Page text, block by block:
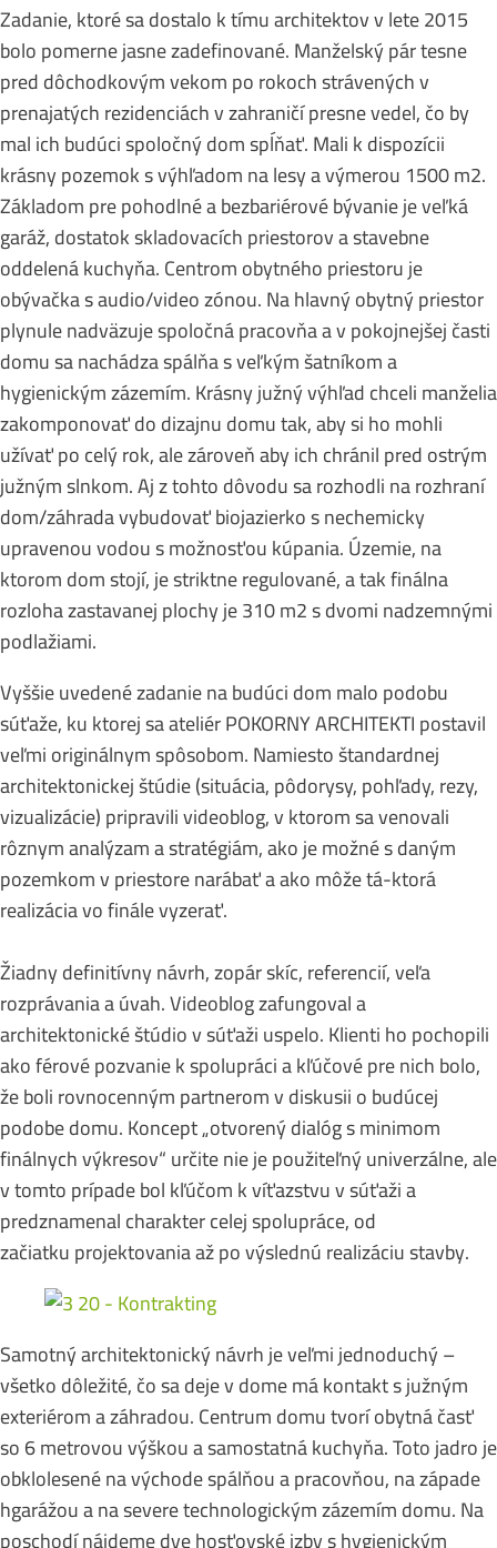
Zadanie, ktoré sa dostalo k tímu architektov v lete 2015
bolo pomerne jasne zadefinované. Manželský pár tesne
pred dôchodkovým vekom po rokoch strávených v
prenajatých rezidenciách v zahraničí presne vedel, čo by
mal ich budúci spoločný dom spĺňať. Mali k dispozícii
krásny pozemok s výhľadom na lesy a výmerou 1500 m2.
Základom pre pohodlné a bezbariérové bývanie je veľká
garáž, dostatok skladovacích priestorov a stavebne
oddelená kuchyňa. Centrom obytného priestoru je
obývačka s audio/video zónou. Na hlavný obytný priestor
plynule nadväzuje spoločná pracovňa a v pokojnejšej časti
domu sa nachádza spálňa s veľkým šatníkom a
hygienickým zázemím. Krásny južný výhľad chceli manželia
zakomponovať do dizajnu domu tak, aby si ho mohli
užívať po celý rok, ale zároveň aby ich chránil pred ostrým
južným slnkom. Aj z tohto dôvodu sa rozhodli na rozhraní
dom/záhrada vybudovať biojazierko s nechemicky
upravenou vodou s možnosťou kúpania. Územie, na
ktorom dom stojí, je striktne regulované, a tak finálna
rozloha zastavanej plochy je 310 m2 s dvomi nadzemnými
podlažiami.
Vyššie uvedené zadanie na budúci dom malo podobu
súťaže, ku ktorej sa ateliér POKORNY ARCHITEKTI postavil
veľmi originálnym spôsobom. Namiesto štandardnej
architektonickej štúdie (situácia, pôdorysy, pohľady, rezy,
vizualizácie) pripravili videoblog, v ktorom sa venovali
rôznym analýzam a stratégiám, ako je možné s daným
pozemkom v priestore narábať a ako môže tá-ktorá
realizácia vo finále vyzerať.
Žiadny definitívny návrh, zopár skíc, referencií, veľa
rozprávania a úvah. Videoblog zafungoval a
architektonické štúdio v súťaži uspelo. Klienti ho pochopili
ako férové pozvanie k spolupráci a kľúčové pre nich bolo,
že boli rovnocenným partnerom v diskusii o budúcej
podobe domu. Koncept „otvorený dialóg s minimom
finálnych výkresov“ určite nie je použiteľný univerzálne, ale
v tomto prípade bol kľúčom k víťazstvu v súťaži a
predznamenal charakter celej spolupráce, od
začiatku projektovania až po výslednú realizáciu stavby.
Samotný architektonický návrh je veľmi jednoduchý –
všetko dôležité, čo sa deje v dome má kontakt s južným
exteriérom a záhradou. Centrum domu tvorí obytná časť
so 6 metrovou výškou a samostatná kuchyňa. Toto jadro je
obklolesené na východe spálňou a pracovňou, na západe
hgarážou a na severe technologickým zázemím domu. Na